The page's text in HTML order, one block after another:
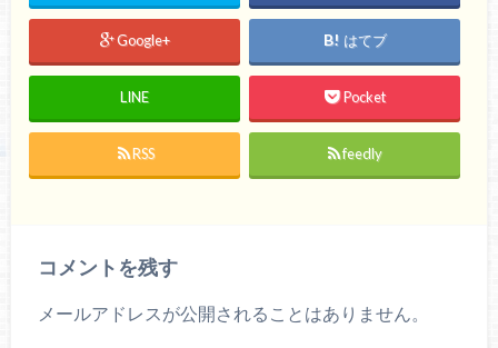
共
有
し
い
ン
ド
開
き
は
ク
リ
ッ
ク
し
て
く
だ
さ
い
(
新
し
ウ
で
き
ま
共
有
し
い
ン
ド
開
き
Google+ はてブ
LINE Pocket
RSS feedly
コメントを残す
メールアドレスが公開されることはありません。